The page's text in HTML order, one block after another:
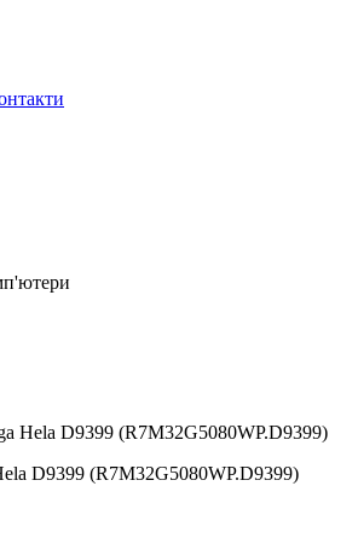
Hela D9399 (R7M32G5080WP.D9399)